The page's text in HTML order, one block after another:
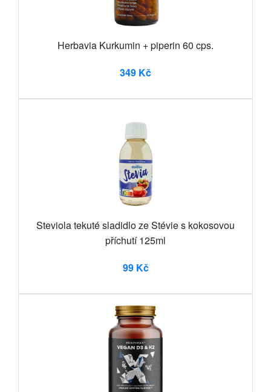
Herbavia Kurkumin + piperin 60 cps.
349 Kč
Steviola tekuté sladidlo ze Stévie s kokosovou
příchutí 125ml
99 Kč